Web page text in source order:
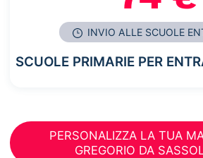
INVIO ALLE SCUOLE
SCUOLE PRIMARIE PER
PERSONALIZZA LA TUA
GREGORIO DA